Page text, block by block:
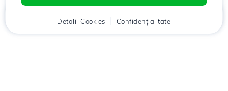
Detalii Cookies Confidențialitate
Client Coș Chat